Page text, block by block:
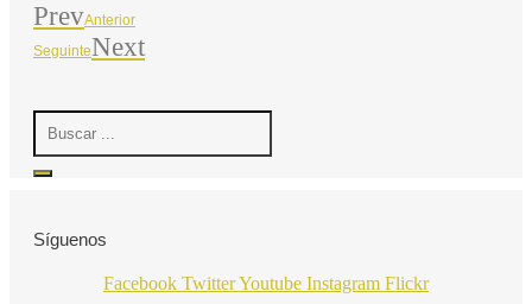
PrevAnterior
SeguinteNext
Search
Síguenos
Facebook TwitterYoutube Instagram Flickr